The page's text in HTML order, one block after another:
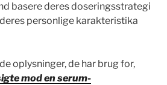
basere deres doseringsstrategi
personlige karakteristika
oplysninger, de har brug for,
mod en serum-